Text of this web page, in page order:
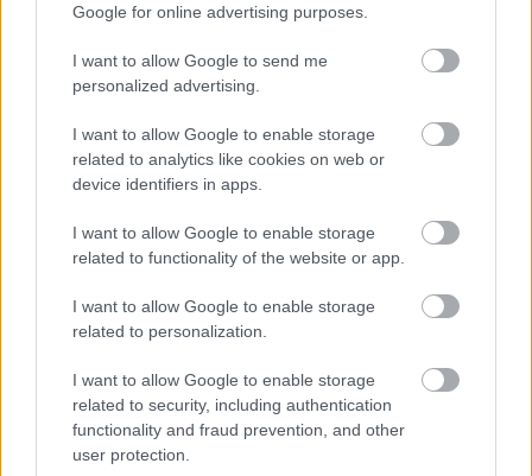
Google for online advertising purposes.
I want to allow Google to send me
personalized advertising.
I want to allow Google to enable storage
related to analytics like cookies on web or
device identifiers in apps.
I want to allow Google to enable storage
related to functionality of the website or app.
I want to allow Google to enable storage
related to personalization.
I want to allow Google to enable storage
related to security, including authentication
functionality and fraud prevention, and other
user protection.